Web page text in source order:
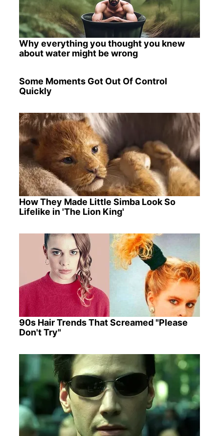
Why everything you thought you knew
about water might be wrong
Some Moments Got Out Of Control
Quickly
How They Made Little Simba Look So
Lifelike in 'The Lion King'
90s Hair Trends That Screamed "Please
Don't Try"